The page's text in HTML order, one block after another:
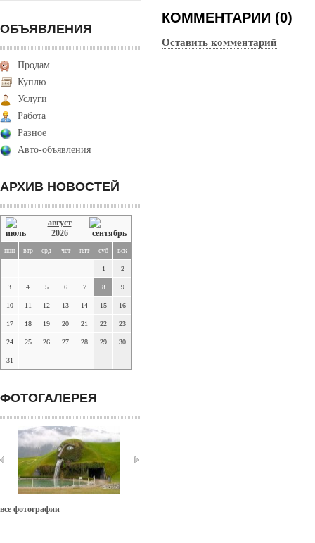
ОБЪЯВЛЕНИЯ
Продам
Куплю
Услуги
Работа
Разное
Авто-объявления
АРХИВ НОВОСТЕЙ
август
2026
пон втр срд чет пят суб вск
1 2
3 4 5 6 7 8 9
10 11 12 13 14 15 16
17 18 19 20 21 22 23
24 25 26 27 28 29 30
31
ФОТОГАЛЕРЕЯ
все фотографии
КОММЕНТАРИИ (0)
Оставить комментарий